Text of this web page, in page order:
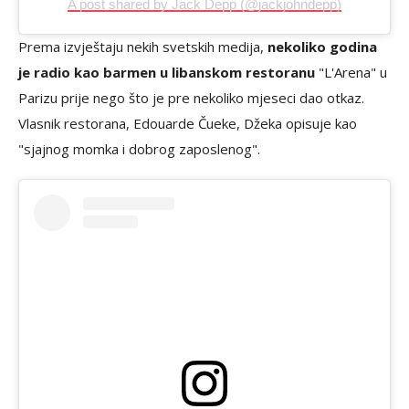
A post shared by Jack Depp (@jackjohndepp)
Prema izvještaju nekih svetskih medija, nekoliko godina
je radio kao barmen u libanskom restoranu "L'Arena" u
Parizu prije nego što je pre nekoliko mjeseci dao otkaz.
Vlasnik restorana, Edouarde Čueke, Džeka opisuje kao
"sjajnog momka i dobrog zaposlenog".